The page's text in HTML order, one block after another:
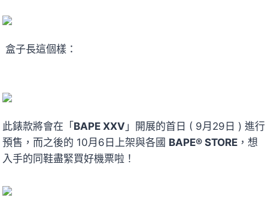
盒子長這個樣：
此錶款將會在「BAPE XXV 」開展的首日 ( 9月29日 ) 進行
預售，而之後的 10月6日上架與各國 BAPE® STORE ，想
入手的同鞋盡緊買好機票啦！